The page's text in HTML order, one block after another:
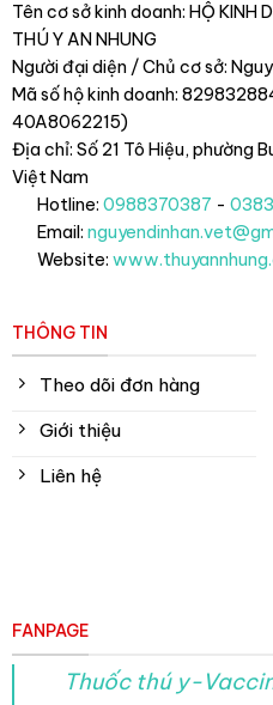
Tên cơ sở kinh doanh: HỘ KINH
THÚ Y AN NHUNG
Người đại diện / Chủ cơ sở:
Mã số hộ kinh doanh:
40A8062215)
Địa chỉ: Số 21 Tô Hiệu, phường
Việt Nam
Hotline: 0988370387 -
Email:
Website:
THÔNG TIN
Theo dõi đơn hàng
Giới thiệu
Liên hệ
FANPAGE
Thuốc thú y-